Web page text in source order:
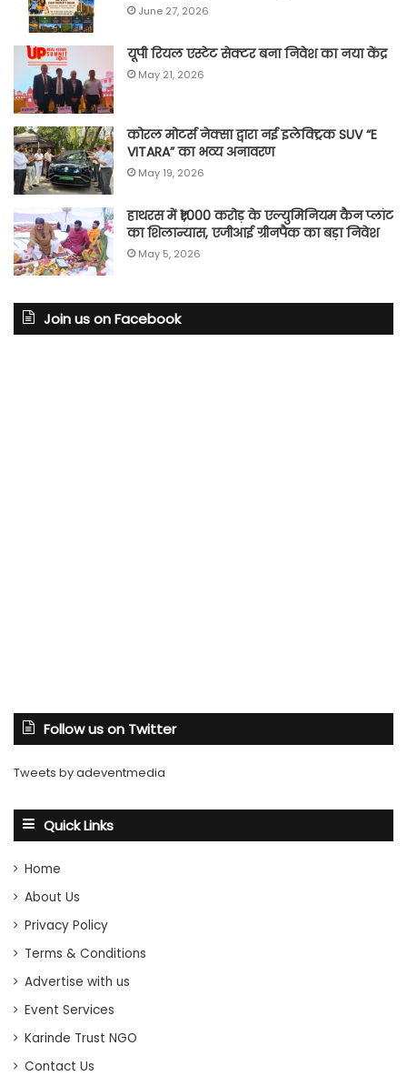
June 27, 2026
यूपी रियल एस्टेट सेक्टर बना निवेश का नया केंद्र
May 21, 2026
कोरल मोटर्स नेक्सा द्वारा नई इलेक्ट्रिक SUV “E
VITARA” का भव्य अनावरण
May 19, 2026
हाथरस में ₹1,000 करोड़ के एल्युमिनियम कैन प्लांट
का शिलान्यास, एजीआई ग्रीनपैक का बड़ा निवेश
May 5, 2026
Join us on Facebook
Follow us on Twitter
Tweets by adeventmedia
Quick Links
Home
About Us
Privacy Policy
Terms & Conditions
Advertise with us
Event Services
Karinde Trust NGO
Contact Us